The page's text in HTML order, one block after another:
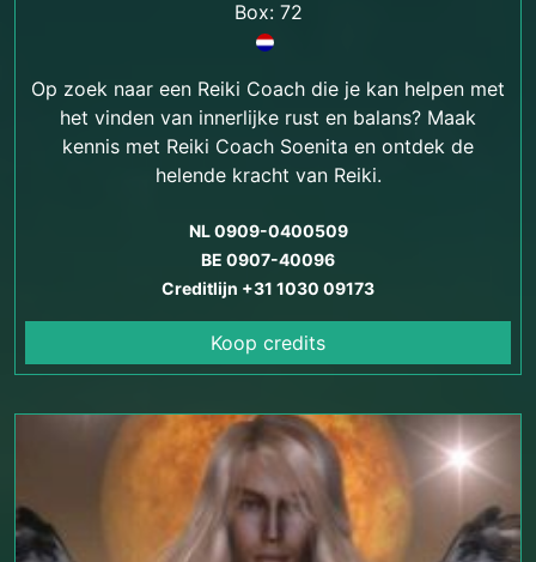
Box: 72
Op zoek naar een Reiki Coach die je kan helpen met
het vinden van innerlijke rust en balans? Maak
kennis met Reiki Coach Soenita en ontdek de
helende kracht van Reiki.
NL 0909-0400509
BE 0907-40096
Creditlijn +31 1030 09173
Koop credits